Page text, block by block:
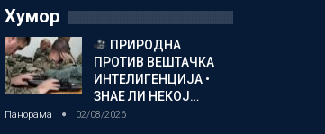
Хумор
ПРИРОДНА
ПРОТИВ ВЕШТАЧКА
ИНТЕЛИГЕНЦИЈА •
ЗНАЕ ЛИ НЕКОЈ…
Панорама 02/08/2026